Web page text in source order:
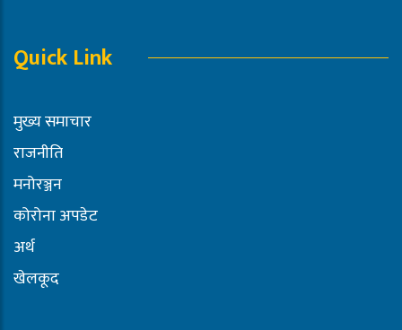
Quick Link
मुख्य समाचार
राजनीति
मनोरञ्जन
कोरोना अपडेट
अर्थ
खेलकूद